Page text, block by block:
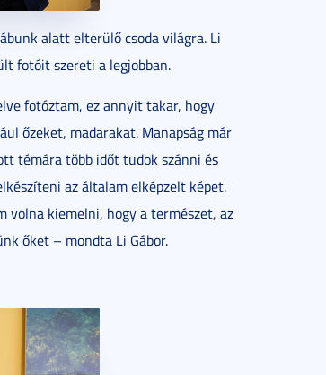
alatt elterülő csoda világra. Li
fotóit szereti a legjobban.
fotóztam, ez annyit takar, hogy
őzeket, madarakat. Manapság már
témára több időt tudok szánni és
az általam elképzelt képet.
volna kiemelni, hogy a természet, az
őket – mondta Li Gábor.